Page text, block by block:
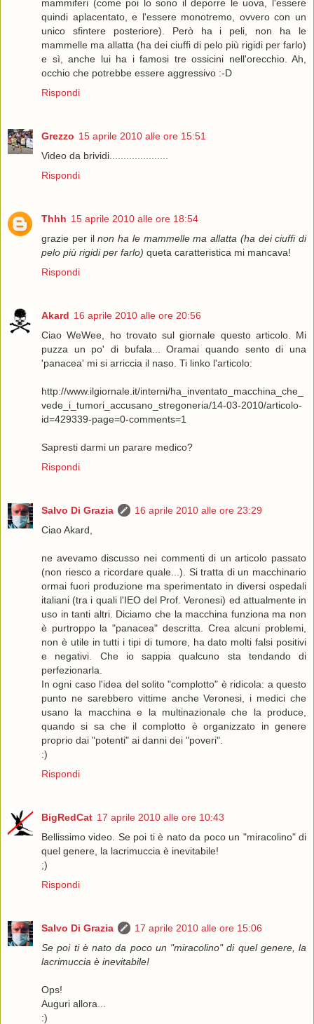
mammiferi (come poi lo sono il deporre le uova, l'essere
quindi aplacentato, e l'essere monotremo, ovvero con un
unico sfintere posteriore). Però ha i peli, non ha le
mammelle ma allatta (ha dei ciuffi di pelo più rigidi per farlo)
e sì, anche lui ha i famosi tre ossicini nell'orecchio. Ah,
occhio che potrebbe essere aggressivo :-D
Rispondi
Grezzo 15 aprile 2010 alle ore 15:51
Video da brividi.....................
Rispondi
Thhh 15 aprile 2010 alle ore 18:54
grazie per ilnon ha le mammelle ma allatta (ha dei ciuffi di
pelo più rigidi per farlo) queta caratteristica mi mancava!
Rispondi
Akard 16 aprile 2010 alle ore 20:56
Ciao WeWee, ho trovato sul giornale questo articolo. Mi
puzza un po' di bufala... Oramai quando sento di una
'panacea' mi si arriccia il naso. Ti linko l'articolo:
http://www.ilgiornale.it/interni/ha_inventato_macchina_che_
vede_i_tumori_accusano_stregoneria/14-03-2010/articolo-
id=429339-page=0-comments=1
Sapresti darmi un parare medico?
Rispondi
Salvo Di Grazia
16 aprile 2010 alle ore 23:29
Ciao Akard,
ne avevamo discusso nei commenti di un articolo passato
(non riesco a ricordare quale...). Si tratta di un macchinario
ormai fuori produzione ma sperimentato in diversi ospedali
italiani (tra i quali l'IEO del Prof. Veronesi) ed attualmente in
uso in tanti altri. Diciamo che la macchina funziona ma non
è purtroppo la "panacea" descritta. Crea alcuni problemi,
non è utile in tutti i tipi di tumore, ha dato molti falsi positivi
e negativi. Che io sappia qualcuno sta tendando di
perfezionarla.
In ogni caso l'idea del solito "complotto" è ridicola: a questo
punto ne sarebbero vittime anche Veronesi, i medici che
usano la macchina e la multinazionale che la produce,
quando si sa che il complotto è organizzato in genere
proprio dai "potenti" ai danni dei "poveri".
:)
Rispondi
BigRedCat 17 aprile 2010 alle ore 10:43
Bellissimo video. Se poi ti è nato da poco un "miracolino" di
quel genere, la lacrimuccia è inevitabile!
;)
Rispondi
Salvo Di Grazia
17 aprile 2010 alle ore 15:06
Se poi ti è nato da poco un "miracolino" di quel genere, la
lacrimuccia è inevitabile!
Ops!
Auguri allora...
:)